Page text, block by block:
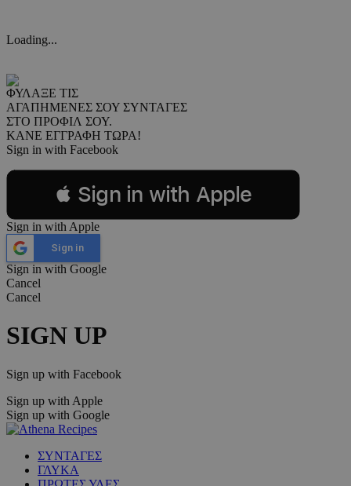
Loading...
ΦΥΛΑΞΕ ΤΙΣ
ΑΓΑΠΗΜΕΝΕΣ ΣΟΥ ΣΥΝΤΑΓΕΣ
ΣΤΟ ΠΡΟΦΙΛ ΣΟΥ.
ΚΑΝΕ ΕΓΓΡΑΦΗ ΤΩΡΑ!
Sign in with Facebook
 Sign in with Apple
Sign in with Apple
Sign in
Sign in with Google
Cancel
Cancel
SIGN UP
Sign up with Facebook
Sign up with Apple
Sign up with Google
ΣΥΝΤΑΓΕΣ
ΓΛΥΚΑ